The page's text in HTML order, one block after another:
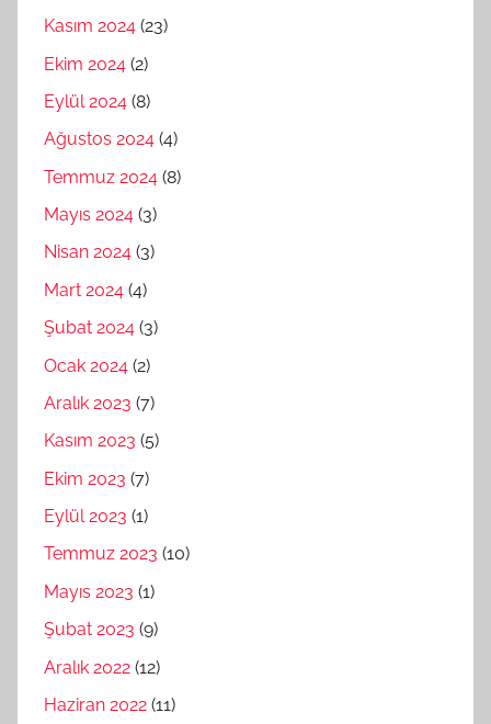
Kasım 2024 (23)
Ekim 2024 (2)
Eylül 2024 (8)
Ağustos 2024 (4)
Temmuz 2024 (8)
Mayıs 2024 (3)
Nisan 2024 (3)
Mart 2024 (4)
Şubat 2024 (3)
Ocak 2024 (2)
Aralık 2023 (7)
Kasım 2023 (5)
Ekim 2023 (7)
Eylül 2023 (1)
Temmuz 2023 (10)
Mayıs 2023 (1)
Şubat 2023 (9)
Aralık 2022 (12)
Haziran 2022 (11)